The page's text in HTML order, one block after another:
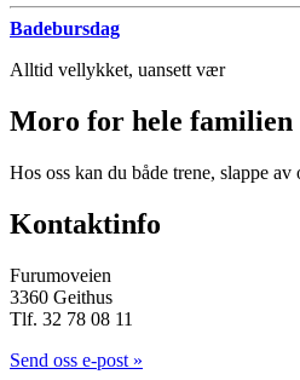
Badebursdag
Alltid vellykket, uansett vær
Moro for hele familien
Hos oss kan du både trene, slappe av
Kontaktinfo
Furumoveien
3360 Geithus
Tlf. 32 78 08 11
Send oss e-post »